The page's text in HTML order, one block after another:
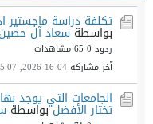
تكلفة دراسة ماجستير
بواسطةسعاد آل حصين
ردود 0
65 مشاهدات
آخر مشاركة04-16-2026, 05:07 PM
الجامعات التي يوجد
تختار الأفضلبواسطة